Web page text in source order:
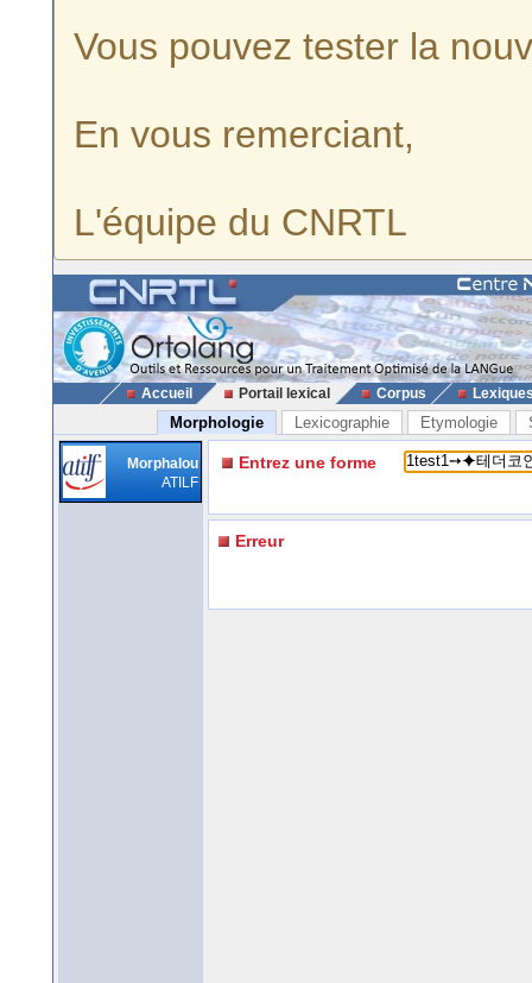
Vous pouvez tester la
En vous remerciant,
L'équipe du CNRTL
Accueil Portail lexical Corpus
Morphologie Lexicographie Etymologie
Morphalou
ATILF
Entrez une forme
Erreur